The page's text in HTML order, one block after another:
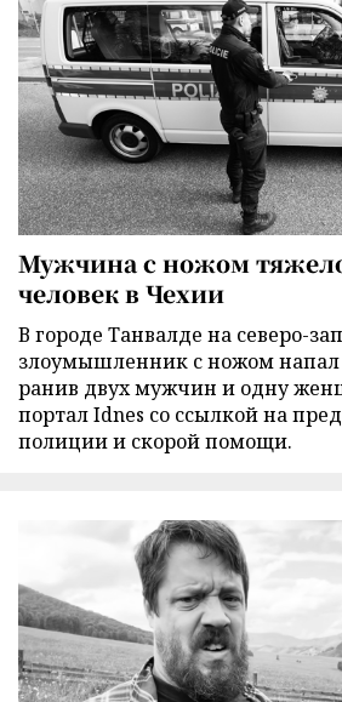
Мужчина с ножом
человек в Чехии
В городе Танвалде на северо-
злоумышленник с ножом
ранив двух мужчин и одну
портал Idnes со ссылкой на
полиции и скорой помощи.